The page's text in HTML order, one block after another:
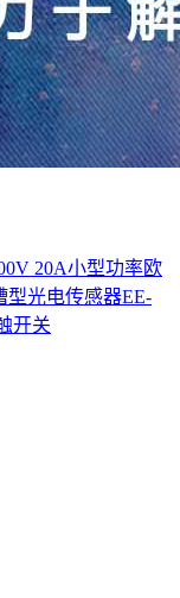
20A小型功率欧
型光电传感器EE-
开关